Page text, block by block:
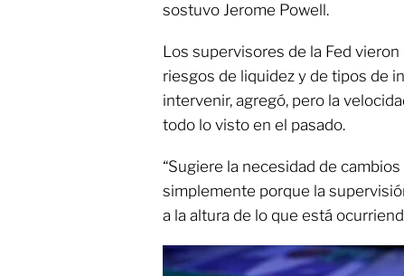
sostuvo Jerome Powell.
Los supervisores de la Fed
riesgos de liquidez y de tipos de
intervenir, agregó, pero la
todo lo visto en el pasado.
“Sugiere la necesidad de
simplemente porque la
a la altura de lo que está